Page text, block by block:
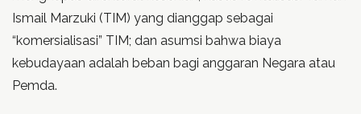
Ismail Marzuki (TIM) yang dianggap sebagai
“komersialisasi” TIM; dan asumsi bahwa biaya
kebudayaan adalah beban bagi anggaran Negara atau
Pemda.